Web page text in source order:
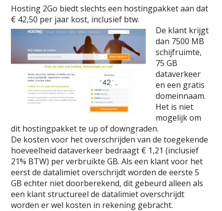
Hosting 2Go biedt slechts een hostingpakket aan dat
€ 42,50 per jaar kost, inclusief btw.
De klant krijgt
dan 7500 MB
schijfruimte,
75 GB
dataverkeer
en een gratis
domeinnaam.
Het is niet
mogelijk om
dit hostingpakket te up of downgraden.
De kosten voor het overschrijden van de toegekende
hoeveelheid dataverkeer bedraagt € 1,21 (inclusief
21% BTW) per verbruikte GB. Als een klant voor het
eerst de datalimiet overschrijdt worden de eerste 5
GB echter niet doorberekend, dit gebeurd alleen als
een klant structureel de datalimiet overschrijdt
worden er wel kosten in rekening gebracht.